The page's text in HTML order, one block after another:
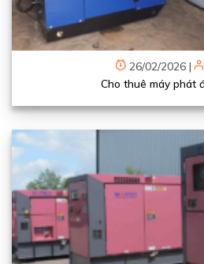
26/02/2026 |
Cho thuê máy phát